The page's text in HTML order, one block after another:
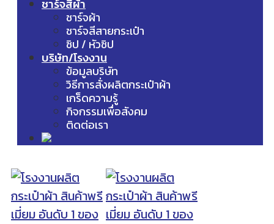
ชาร์จสีผ้า
ชาร์จผ้า
ชาร์จสีสายกระเป๋า
ซิป / หัวซิป
บริษัท/โรงงาน
ข้อมูลบริษัท
วิธีการสั่งผลิตกระเป๋าผ้า
เกร็ดความรู้
กิจกรรมเพื่อสังคม
ติดต่อเรา